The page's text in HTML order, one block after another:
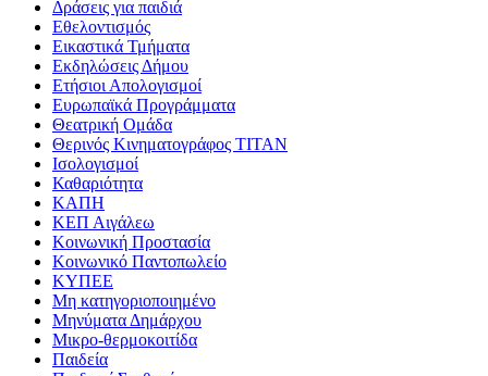
Δράσεις για παιδιά
Εθελοντισμός
Εικαστικά Τμήματα
Εκδηλώσεις Δήμου
Ετήσιοι Απολογισμοί
Ευρωπαϊκά Προγράμματα
Θεατρική Ομάδα
Θερινός Κινηματογράφος ΤΙΤΑΝ
Ισολογισμοί
Καθαριότητα
ΚΑΠΗ
ΚΕΠ Αιγάλεω
Κοινωνική Προστασία
Κοινωνικό Παντοπωλείο
ΚΥΠΕΕ
Μη κατηγοριοποιημένο
Μηνύματα Δημάρχου
Μικρο-θερμοκοιτίδα
Παιδεία